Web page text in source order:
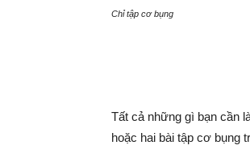
Chỉ tập cơ bụng
Tất cả những gì bạn cần
hoặc hai bài tập cơ bụng